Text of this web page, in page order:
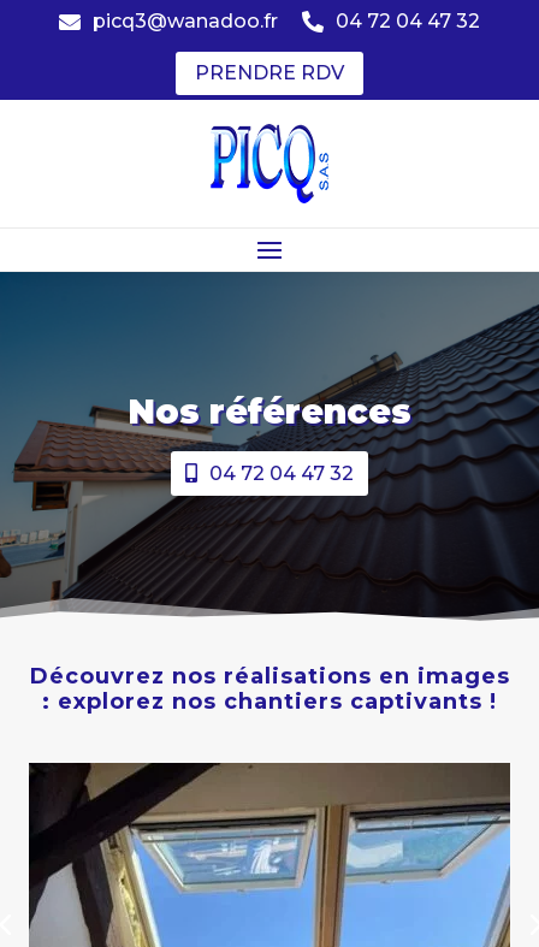
 picq3@wanadoo.fr  04 72 04 47 32
PRENDRE RDV
Nos références
04 72 04 47 32
Découvrez nos réalisations en images
: explorez nos chantiers captivants !